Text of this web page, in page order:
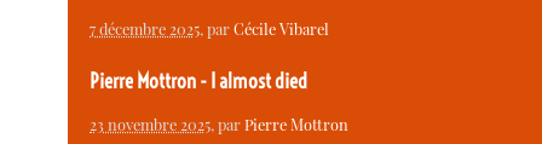
7 décembre 2025, parCécile Vibarel
Pierre Mottron - I almost died
23 novembre 2025, parPierre Mottron